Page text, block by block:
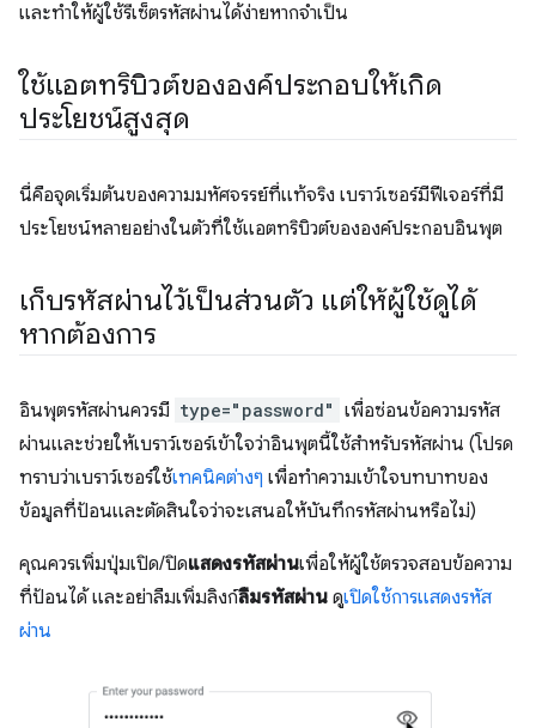
และทำให้ผู้ใช้รีเซ็ตรหัสผ่านได้ง่ายหากจำเป็น
ใช้แอตทริบิวต์ขององค์ประกอบให้เกิด
ประโยชน์สูงสุด
นี่คือจุดเริ่มต้นของความมหัศจรรย์ที่แท้จริง เบราว์เซอร์มีฟีเจอร์ที่มี
ประโยชน์หลายอย่างในตัวที่ใช้แอตทริบิวต์ขององค์ประกอบอินพุต
เก็บรหัสผ่านไว้เป็นส่วนตัว แต่ให้ผู้ใช้ดูได้
หากต้องการ
อินพุตรหัสผ่านควรมี type="password" เพื่อซ่อนข้อความรหัส
ผ่านและช่วยให้เบราว์เซอร์เข้าใจว่าอินพุตนี้ใช้สำหรับรหัสผ่าน (โปรด
ทราบว่าเบราว์เซอร์ใช้เทคนิคต่างๆ เพื่อทำความเข้าใจบทบาทของ
ข้อมูลที่ป้อนและตัดสินใจว่าจะเสนอให้บันทึกรหัสผ่านหรือไม่)
คุณควรเพิ่มปุ่มเปิด/ปิดแสดงรหัสผ่านเพื่อให้ผู้ใช้ตรวจสอบข้อความ
ที่ป้อนได้ และอย่าลืมเพิ่มลิงก์ลืมรหัสผ่าน ดูเปิดใช้การแสดงรหัส
ผ่าน